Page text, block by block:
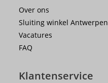
Over ons
Sluiting winkel Antwerpen
Vacatures
FAQ
Klantenservice